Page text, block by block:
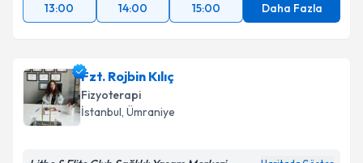
13:00
14:00 15:00 Daha Fazla
Fzt. Rojbin Kılıç
Fizyoterapi
İstanbul, Ümraniye